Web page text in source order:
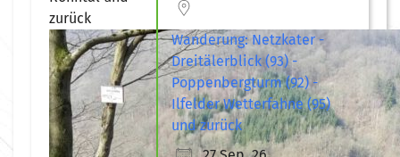
Wanderung: Netzkater -
Dreitälerblick (93) -
Poppenbergturm (92) -
Ilfelder Wetterfahne (95)
und zurück